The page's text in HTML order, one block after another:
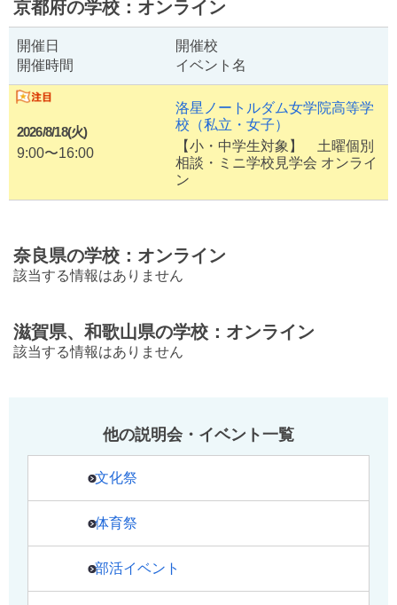
京都府の学校：オンライン
開催日
開催時間
開催校
イベント名
2026/8/18(火)
9:00〜16:00
洛星ノートルダム女学院高等学
校 （私立・女子）
【小・中学生対象】 土曜個別
相談・ミニ学校見学会 オンライ
ン
奈良県の学校：オンライン
該当する情報はありません
滋賀県、和歌山県の学校：オンライン
該当する情報はありません
他の説明会・イベント一覧
文化祭
体育祭
部活イベント